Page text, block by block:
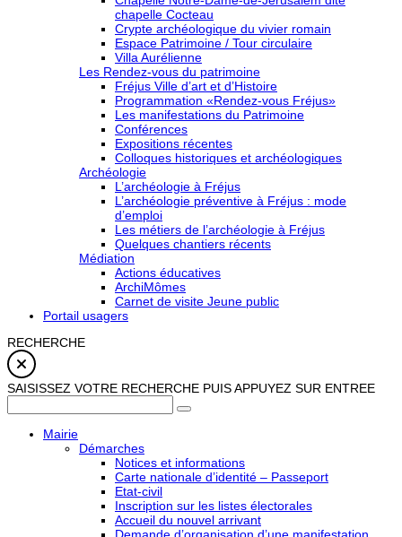
chapelle Cocteau
Crypte archéologique du vivier romain
Espace Patrimoine / Tour circulaire
Villa Aurélienne
Les Rendez-vous du patrimoine
Fréjus Ville d’art et d’Histoire
Programmation «Rendez-vous Fréjus»
Les manifestations du Patrimoine
Conférences
Expositions récentes
Colloques historiques et archéologiques
Archéologie
L’archéologie à Fréjus
L’archéologie préventive à Fréjus : mode
d’emploi
Les métiers de l’archéologie à Fréjus
Quelques chantiers récents
Médiation
Actions éducatives
ArchiMômes
Carnet de visite Jeune public
Portail usagers
RECHERCHE
SAISISSEZ VOTRE RECHERCHE PUIS APPUYEZ SUR ENTREE
Mairie
Démarches
Notices et informations
Carte nationale d’identité – Passeport
Etat-civil
Inscription sur les listes électorales
Accueil du nouvel arrivant